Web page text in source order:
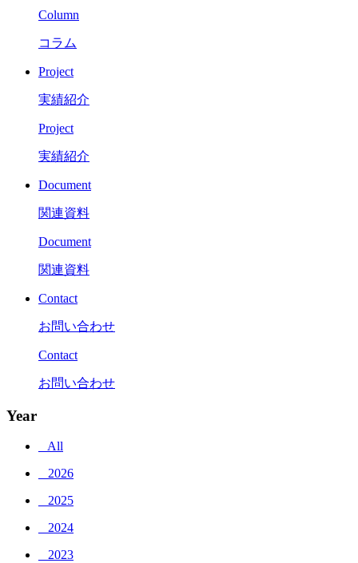
Column
コラム
Project
実績紹介
Project
実績紹介
Document
関連資料
Document
関連資料
Contact
お問い合わせ
Contact
お問い合わせ
Year
_ All
_ 2026
_ 2025
_ 2024
_ 2023